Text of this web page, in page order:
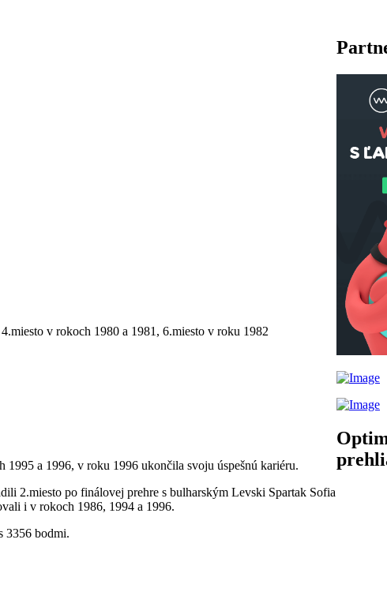
v rokoch 1980 a 1981, 6.miesto v roku 1982
a 1996, v roku 1996 ukončila svoju úspešnú kariéru.
2.miesto po finálovej prehre s bulharským Levski Spartak Sofia
i v rokoch 1986, 1994 a 1996.
3356 bodmi.